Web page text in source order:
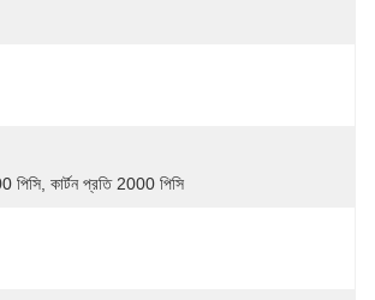
পিসি, কার্টন প্রতি 2000 পিসি